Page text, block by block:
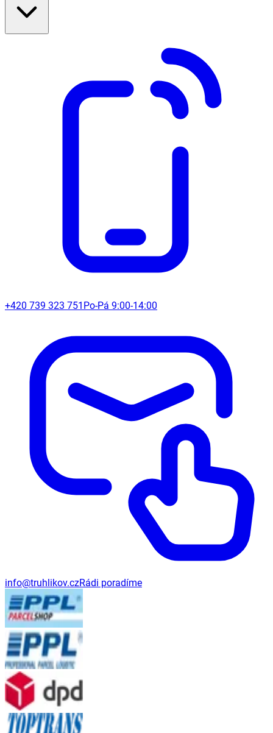
+420 739 323 751 Po-Pá 9:00-14:00
info@truhlikov.czRádi poradíme